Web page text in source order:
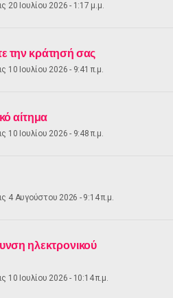
20 Ιουλίου 2026 - 1:17 μ.μ.
την κράτησή σας
10 Ιουλίου 2026 - 9:41 π.μ.
αίτημα
10 Ιουλίου 2026 - 9:48 π.μ.
4 Αυγούστου 2026 - 9:14 π.μ.
ηλεκτρονικού
10 Ιουλίου 2026 - 10:14 π.μ.